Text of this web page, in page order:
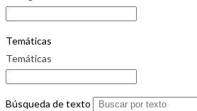
Temáticas
Temáticas
Búsqueda de texto